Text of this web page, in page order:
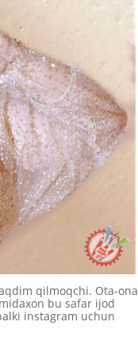
qilmoqchi. Ota-ona
bu safar ijod
instagram uchun